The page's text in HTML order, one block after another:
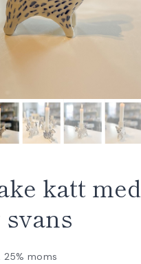
katt med
25% moms